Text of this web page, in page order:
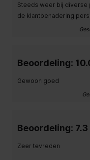
Steeds weer bij diverse
de klantbenadering
Beoordeling:
Gewoon goed
Beoordeling: 7.3
Zeer tevreden